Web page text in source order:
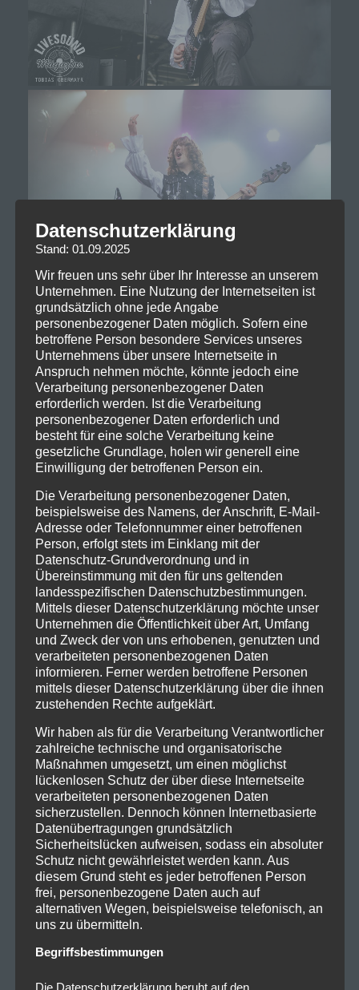
Datenschutzerklärung
Stand: 01.09.2025
Wir freuen uns sehr über Ihr Interesse an unserem
Unternehmen. Eine Nutzung der Internetseiten ist
grundsätzlich ohne jede Angabe
personenbezogener Daten möglich. Sofern eine
betroffene Person besondere Services unseres
Unternehmens über unsere Internetseite in
Anspruch nehmen möchte, könnte jedoch eine
Verarbeitung personenbezogener Daten
erforderlich werden. Ist die Verarbeitung
personenbezogener Daten erforderlich und
besteht für eine solche Verarbeitung keine
gesetzliche Grundlage, holen wir generell eine
Einwilligung der betroffenen Person ein.
Die Verarbeitung personenbezogener Daten,
beispielsweise des Namens, der Anschrift, E-Mail-
Adresse oder Telefonnummer einer betroffenen
Person, erfolgt stets im Einklang mit der
Datenschutz-Grundverordnung und in
Übereinstimmung mit den für uns geltenden
landesspezifischen Datenschutzbestimmungen.
Mittels dieser Datenschutzerklärung möchte unser
Unternehmen die Öffentlichkeit über Art, Umfang
und Zweck der von uns erhobenen, genutzten und
verarbeiteten personenbezogenen Daten
informieren. Ferner werden betroffene Personen
mittels dieser Datenschutzerklärung über die ihnen
zustehenden Rechte aufgeklärt.
Wir haben als für die Verarbeitung Verantwortlicher
zahlreiche technische und organisatorische
Maßnahmen umgesetzt, um einen möglichst
lückenlosen Schutz der über diese Internetseite
verarbeiteten personenbezogenen Daten
sicherzustellen. Dennoch können Internetbasierte
Datenübertragungen grundsätzlich
Sicherheitslücken aufweisen, sodass ein absoluter
Schutz nicht gewährleistet werden kann. Aus
diesem Grund steht es jeder betroffenen Person
frei, personenbezogene Daten auch auf
alternativen Wegen, beispielsweise telefonisch, an
uns zu übermitteln.
Begriffsbestimmungen
Die Datenschutzerklärung beruht auf den